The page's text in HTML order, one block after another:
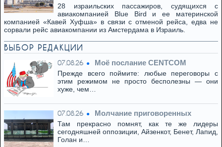
28 израильских пассажиров, судящихся с
авиакомпанией Blue Bird и ее материнской
компанией «Кавей Хуфша» в связи с отменой рейса, едва не
сорвали рейс авиакомпании из Амстердама в Израиль.
ВЫБОР РЕДАКЦИИ
07.08.26 Моё послание CENTCOM
Прежде всего поймите: любые переговоры с
этим режимом не просто бесполезны — они
хуже, чем…
07.08.26 Молчание приговоренных
Там прекрасно помнят, как те же лидеры
сегодняшней оппозиции, Айзенкот, Бенет, Лапид,
Голан и…